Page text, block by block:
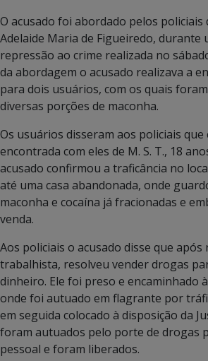
O acusado foi abordado pelos policiais
Adelaide Maria de Figueiredo, durante
repressão ao crime realizada no
da abordagem o acusado realizava a
para dois usuários, com os quais
diversas porções de maconha.
Os usuários disseram aos policiais
encontrada com eles de M. S. T., 18
acusado confirmou a traficância no
até uma casa abandonada, onde
maconha e cocaína já fracionadas e
venda.
Aos policiais o acusado disse que
trabalhista, resolveu vender drogas
dinheiro. Ele foi preso e encaminhado
onde foi autuado em flagrante por
em seguida colocado à disposição da
foram autuados pelo porte de drogas
pessoal e foram liberados.